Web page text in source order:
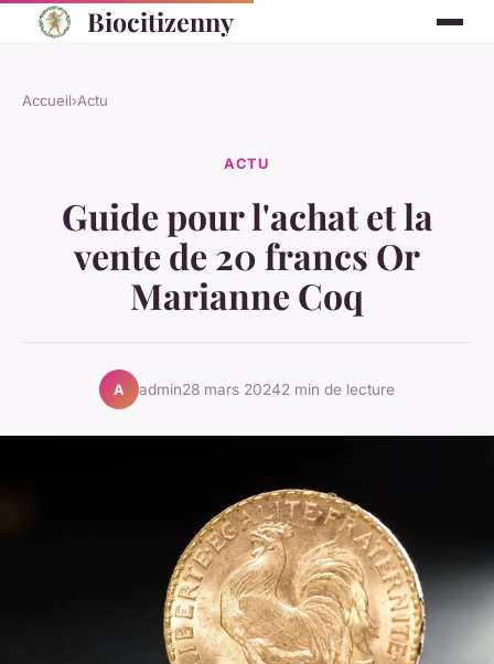
Biocitizenny
Accueil›Actu
ACTU
Guide pour l'achat et la
vente de 20 francs Or
Marianne Coq
A admin28 mars 20242 min de lecture